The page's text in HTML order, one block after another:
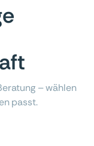
– wählen
passt.